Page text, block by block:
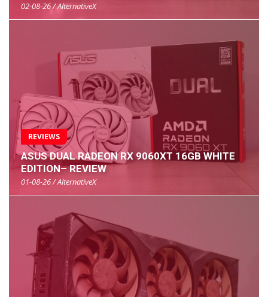
02-08-26 / AlternativeX
REVIEWS
ASUS DUAL RADEON RX 9060XT 16GB WHITE
EDITION– REVIEW
01-08-26 / AlternativeX